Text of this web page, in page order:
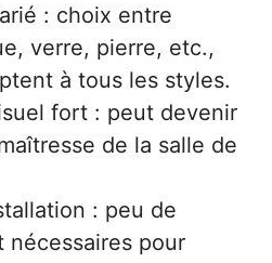
: choix entre
verre, pierre, etc.,
à tous les styles.
fort : peut devenir
de la salle de
: peu de
nécessaires pour